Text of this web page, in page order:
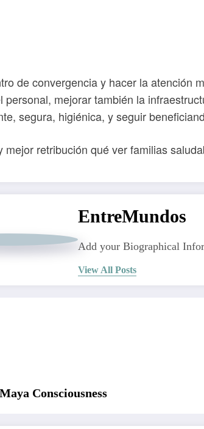
de convergencia y hacer la atención
personal, mejorar también la
segura, higiénica, y seguir
mejor retribución qué ver familias
EntreMundos
Add your Biographical
View All Posts
Consciousness